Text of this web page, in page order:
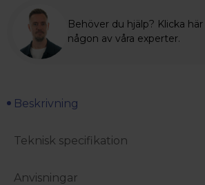
Behöver du hjälp? Klicka
någon av våra experter.
Beskrivning
Teknisk specifikation
Anvisningar